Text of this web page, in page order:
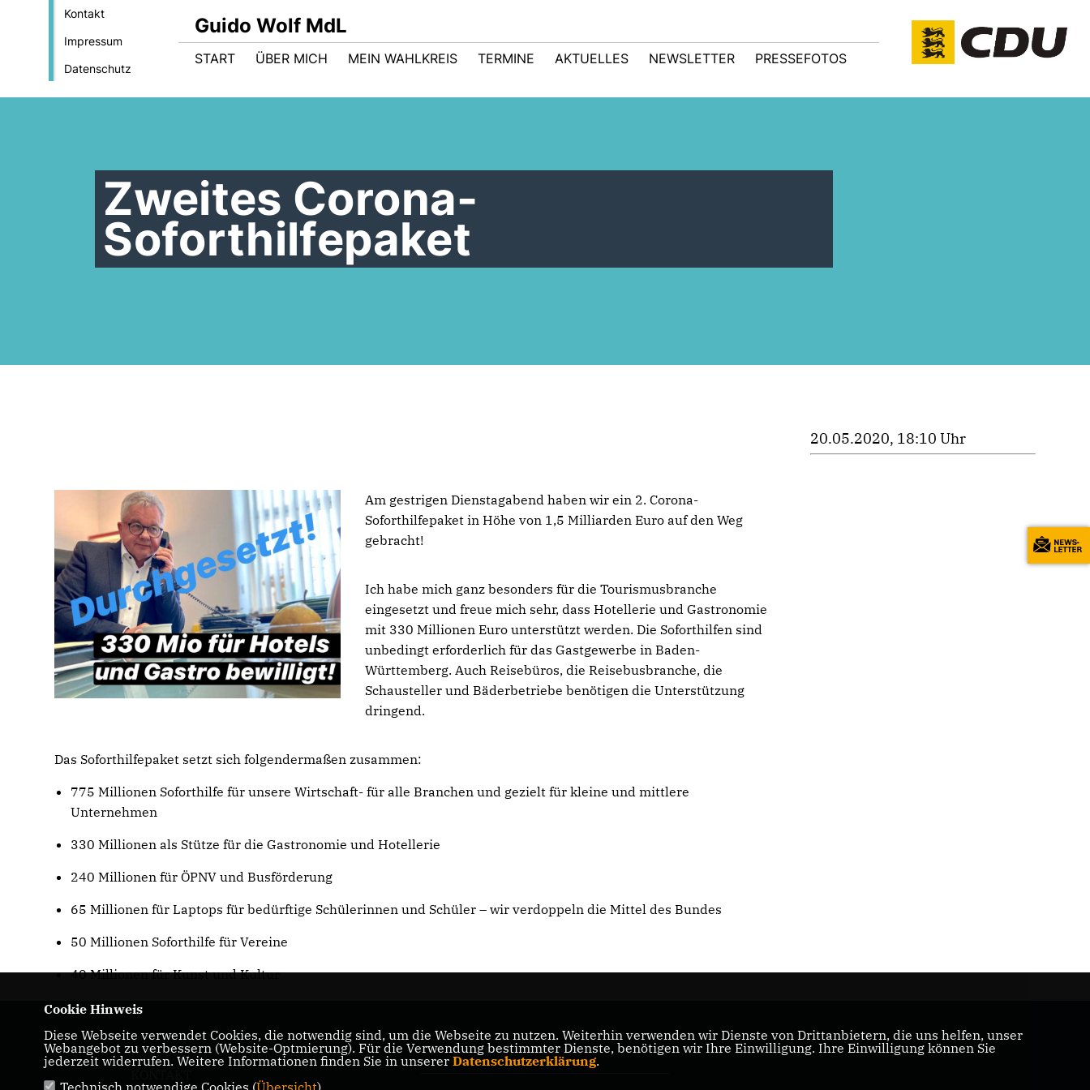
Kontakt
Impressum
Datenschutz
Guido Wolf MdL
START ÜBER MICH MEIN WAHLKREIS TERMINE AKTUELLES NEWSLETTER PRESSEFOTOS
Zweites Corona-
Soforthilfepaket
Am gestrigen Dienstagabend haben wir ein 2. Corona-
Soforthilfepaket in Höhe von 1,5 Milliarden Euro auf den Weg
gebracht!
Ich habe mich ganz besonders für die Tourismusbranche
eingesetzt und freue mich sehr, dass Hotellerie und Gastronomie
mit 330 Millionen Euro unterstützt werden. Die Soforthilfen sind
unbedingt erforderlich für das Gastgewerbe in Baden-
Württemberg. Auch Reisebüros, die Reisebusbranche, die
Schausteller und Bäderbetriebe benötigen die Unterstützung
dringend.
Das Soforthilfepaket setzt sich folgendermaßen zusammen:
775 Millionen Soforthilfe für unsere Wirtschaft- für alle Branchen und gezielt für kleine und mittlere
Unternehmen
330 Millionen als Stütze für die Gastronomie und Hotellerie
240 Millionen für ÖPNV und Busförderung
65 Millionen für Laptops für bedürftige Schülerinnen und Schüler – wir verdoppeln die Mittel des Bundes
50 Millionen Soforthilfe für Vereine
40 Millionen für Kunst und Kultur
20.05.2020, 18:10 Uhr
IMPRESSUM
DATENSCHUTZ
CDU Baden-Württemberg
Cookie Hinweis
Diese Webseite verwendet Cookies, die notwendig sind, um die Webseite zu nutzen. Weiterhin verwenden wir Dienste von Drittanbietern, die uns helfen, unser
Webangebot zu verbessern (Website-Optmierung). Für die Verwendung bestimmter Dienste, benötigen wir Ihre Einwilligung. Ihre Einwilligung können Sie
jederzeit widerrufen. Weitere Informationen finden Sie in unserer Datenschutzerklärung.
Technisch notwendige Cookies (Übersicht)